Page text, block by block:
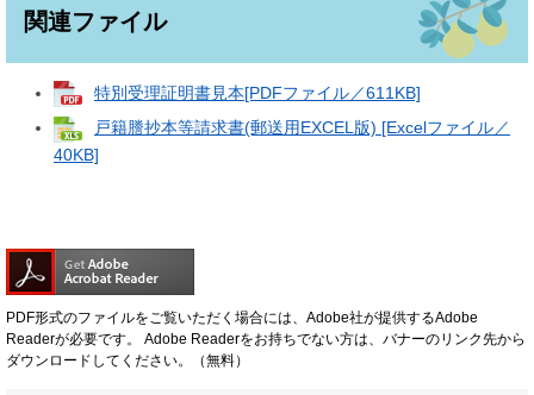
関連ファイル
特別受理証明書見本[PDFファイル／611KB]
戸籍謄抄本等請求書(郵送用EXCEL版) [Excelファイル／
40KB]
PDF形式のファイルをご覧いただく場合には、Adobe社が提供するAdobe
Readerが必要です。
Adobe Readerをお持ちでない方は、バナーのリンク先から
ダウンロードしてください。（無料）